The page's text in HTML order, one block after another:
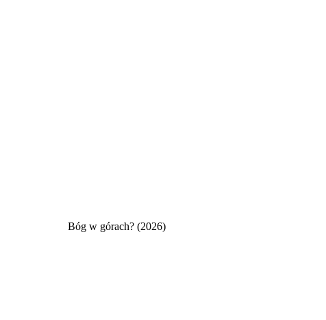
Bóg w górach? (2026)